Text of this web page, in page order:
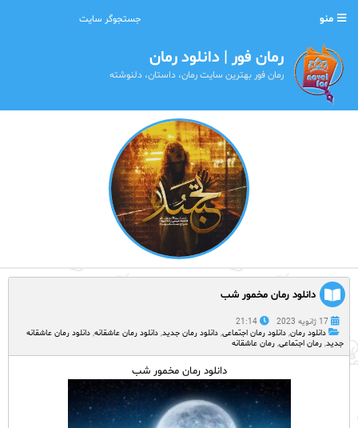
منو
رمان فور | دانلود رمان
رمان فور بهترین سایت رمان، داستان، دلنوشته
دانلود رمان مخمور شب
17 ژانویه 2023
21:14
دانلود رمان, دانلود رمان اجتماعی, دانلود رمان جدید, دانلود رمان عاشقانه, دانلود رمان عاشقانه
جدید, رمان اجتماعی, رمان عاشقانه
دانلود رمان مخمور شب